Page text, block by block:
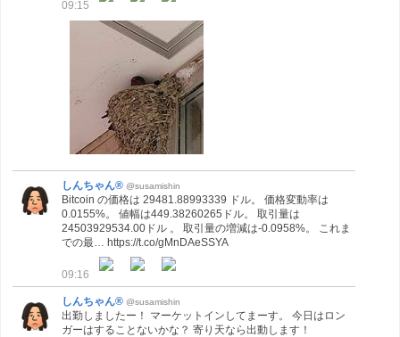
09:15
しんちゃん® @susamishin
Bitcoin の価格は 29481.88993339 ドル。 価格変動率は
0.0155%。 値幅は449.38260265ドル。 取引量は
24503929534.00ドル 。 取引量の増減は-0.0958%。 これま
での最… https://t.co/gMnDAeSSYA
09:16
しんちゃん® @susamishin
出勤しましたー！ マーケットインしてまーす。 今日はロン
ガーはすることないかな？ 寄り天なら出動します！